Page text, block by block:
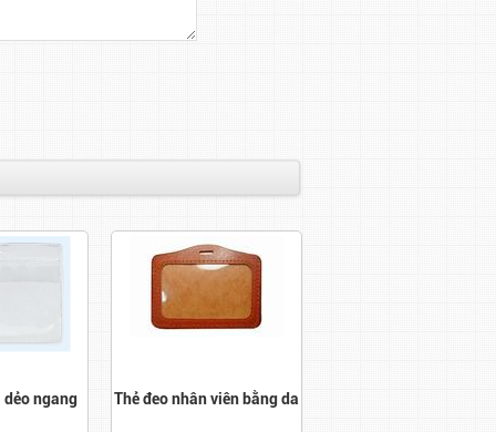
dẻo ngang Thẻ đeo nhân viên bằng da